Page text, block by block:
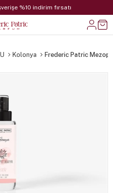
%10 indirim fırsatı
Kolonya Frederic Patric